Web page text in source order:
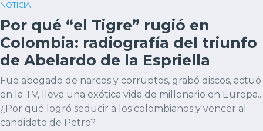
NOTICIA
Por qué “el Tigre” rugió en
Colombia: radiografía del triunfo
de Abelardo de la Espriella
Fue abogado de narcos y corruptos, grabó discos, actuó
en la TV, lleva una exótica vida de millonario en Europa...
¿Por qué logró seducir a los colombianos y vencer al
candidato de Petro?